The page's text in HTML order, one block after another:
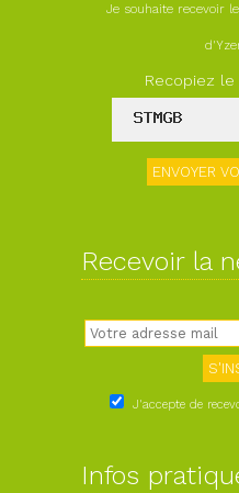
Je souhaite recevoir
Recopiez
Recevoir la
J'accepte de
Infos